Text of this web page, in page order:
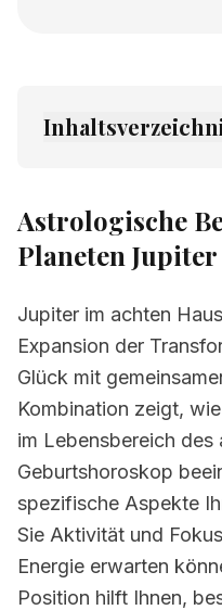
2. Verwandte
Astrologische
Planeten
Jupiter im achten
Expansion der
Glück mit
Kombination zeigt,
im Lebensbereich
Geburtshoroskop
spezifische Aspekte
Sie Aktivität und
Energie erwarten
Position hilft Ihnen,